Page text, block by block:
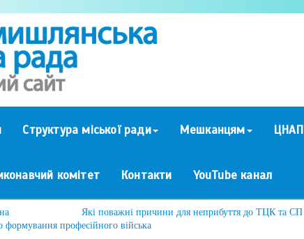
Структура міської ради Мешканцям ЦНАП
комітет Контакти YouTube канал
Які поважні причини для неприбуття до ТЦК та СП
професійного війська